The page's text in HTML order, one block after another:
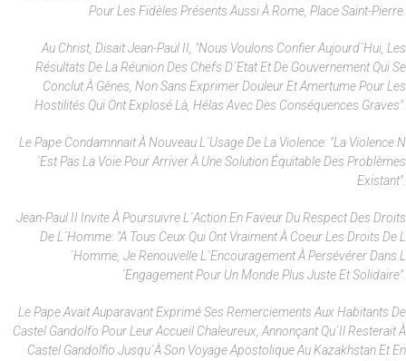
Pour Les Fidèles Présents Aussi À Rome, Place Saint-Pierre.
Au Christ, Disait Jean-Paul II, "nous Voulons Confier Aujourd´hui, Les
Résultats De La Réunion Des Chefs D´Etat Et De Gouvernement Qui Se
Conclut À Gênes, Non Sans Exprimer Douleur Et Amertume Pour Les
Hostilités Qui Ont Explosé Là, Hélas Avec Des Conséquences Graves".
Le Pape Condamnnait À Nouveau L´usage De La Violence: "La Violence N
´est Pas La Voie Pour Arriver À Une Solution Équitable Des Problèmes
Existant".
Jean-Paul II Invite À Poursuivre L´action En Faveur Du Respect Des Droits
De L´homme: "A Tous Ceux Qui Ont Vraiment À Coeur Les Droits De L
´homme, Je Renouvelle L´encouragement À Persévérer Dans L
´engagement Pour Un Monde Plus Juste Et Solidaire".
Le Pape Avait Auparavant Exprimé Ses Remerciements Aux Habitants De
Castel Gandolfo Pour Leur Accueil Chaleureux, Annonçant Qu´il Resterait À
Castel Gandolfio Jusqu´à Son Voyage Apostolique Au Kazakhstan Et En